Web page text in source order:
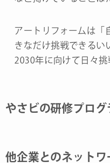
アートリフォームは「
きなだけ挑戦できるい
2030年に向けて日々挑
やさビの研修プログ
他企業とのネットワ